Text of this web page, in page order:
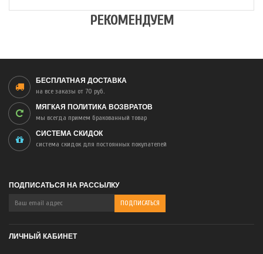
РЕКОМЕНДУЕМ
БЕСПЛАТНАЯ ДОСТАВКА
на все заказы от 70 руб.
МЯГКАЯ ПОЛИТИКА ВОЗВРАТОВ
мы всегда примем бракованный товар
СИСТЕМА СКИДОК
система скидок для постоянных покупателей
ПОДПИСАТЬСЯ НА РАССЫЛКУ
ЛИЧНЫЙ КАБИНЕТ